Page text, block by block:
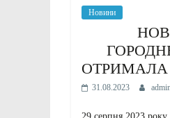
Новини
ОТРИМАЛА
31.08.2023